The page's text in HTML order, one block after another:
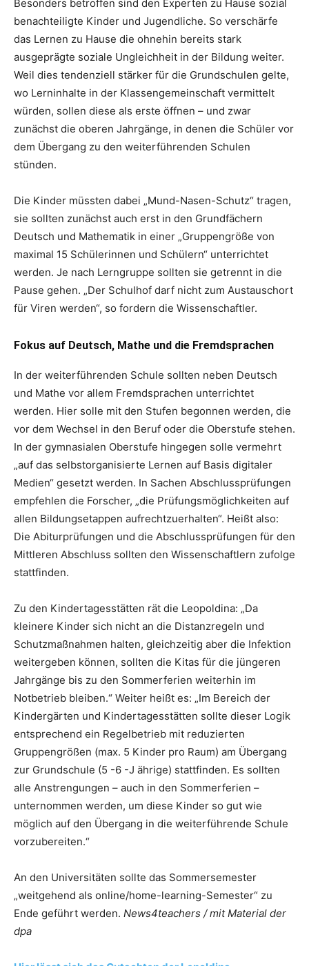
Besonders betroffen sind den Experten zu Hause sozial
benachteiligte Kinder und Jugendliche. So verschärfe
das Lernen zu Hause die ohnehin bereits stark
ausgeprägte soziale Ungleichheit in der Bildung weiter.
Weil dies tendenziell stärker für die Grundschulen gelte,
wo Lerninhalte in der Klassengemeinschaft vermittelt
würden, sollen diese als erste öffnen – und zwar
zunächst die oberen Jahrgänge, in denen die Schüler vor
dem Übergang zu den weiterführenden Schulen
stünden.
Die Kinder müssten dabei „Mund-Nasen-Schutz“ tragen,
sie sollten zunächst auch erst in den Grundfächern
Deutsch und Mathematik in einer „Gruppengröße von
maximal 15 Schülerinnen und Schülern“ unterrichtet
werden. Je nach Lerngruppe sollten sie getrennt in die
Pause gehen. „Der Schulhof darf nicht zum Austauschort
für Viren werden“, so fordern die Wissenschaftler.
Fokus auf Deutsch, Mathe und die Fremdsprachen
In der weiterführenden Schule sollten neben Deutsch
und Mathe vor allem Fremdsprachen unterrichtet
werden. Hier solle mit den Stufen begonnen werden, die
vor dem Wechsel in den Beruf oder die Oberstufe stehen.
In der gymnasialen Oberstufe hingegen solle vermehrt
„auf das selbstorganisierte Lernen auf Basis digitaler
Medien“ gesetzt werden. In Sachen Abschlussprüfungen
empfehlen die Forscher, „die Prüfungsmöglichkeiten auf
allen Bildungsetappen aufrechtzuerhalten“. Heißt also:
Die Abiturprüfungen und die Abschlussprüfungen für den
Mittleren Abschluss sollten den Wissenschaftlern zufolge
stattfinden.
Zu den Kindertagesstätten rät die Leopoldina: „Da
kleinere Kinder sich nicht an die Distanzregeln und
Schutzmaßnahmen halten, gleichzeitig aber die Infektion
weitergeben können, sollten die Kitas für die jüngeren
Jahrgänge bis zu den Sommerferien weiterhin im
Notbetrieb bleiben.“ Weiter heißt es: „Im Bereich der
Kindergärten und Kindertagesstätten sollte dieser Logik
entsprechend ein Regelbetrieb mit reduzierten
Gruppengrößen (max. 5 Kinder pro Raum) am Übergang
zur Grundschule (5 -6 -J ährige) stattfinden. Es sollten
alle Anstrengungen – auch in den Sommerferien –
unternommen werden, um diese Kinder so gut wie
möglich auf den Übergang in die weiterführende Schule
vorzubereiten.“
An den Universitäten sollte das Sommersemester
„weitgehend als online/home-learning-Semester“ zu
Ende geführt werden. News4teachers / mit Material der
dpa